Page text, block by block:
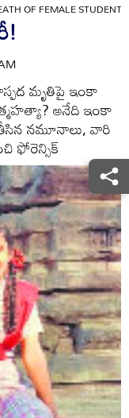
OF FEMALE STUDENTS
మృతిపై ఇంకా
అనేది ఇంకా
నమూనాలు, వారి
ఫోరెన్సిక్‌